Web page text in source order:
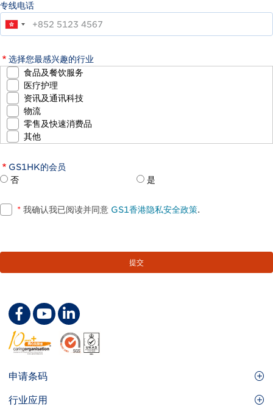
专线电话
选择您最感兴趣的行业
食品及餐饮服务
医疗护理
资讯及通讯科技
物流
零售及快速消费品
其他
GS1HK的会员
否
是
* 我确认我已阅读并同意 GS1香港隐私安全政策.
Footer
Site
申请条码
GS1条码
行业应用